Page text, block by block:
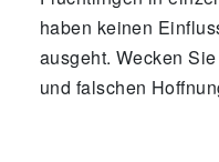
haben keinen
ausgeht. Wecken
und falschen